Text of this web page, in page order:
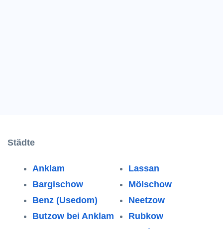
Städte
Anklam
Bargischow
Benz (Usedom)
Butzow bei Anklam
Lassan
Mölschow
Neetzow
Rubkow